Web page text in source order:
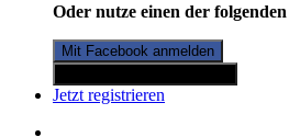
Oder nutze einen der
Mit Facebook anmelden
Jetzt registrieren